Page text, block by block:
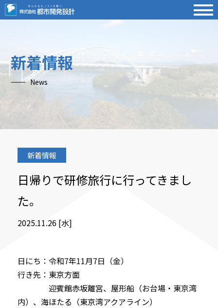
新着情報
News
新着情報
日帰りで研修旅行に行ってきまし
た。
2025.11.26 [水]
日にち：令和7年11月7日（金）
行き先：東京方面
迎賓館赤坂離宮、屋形船（お台場・東京湾
内）、海ほたる（東京湾アクアライン）